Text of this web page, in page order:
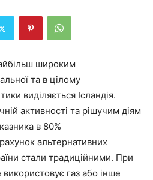
широким
та в цілому
виділяється Ісландія.
активності та рішучим діям
в 80%
альтернативних
стали традиційними. При
газ або інше